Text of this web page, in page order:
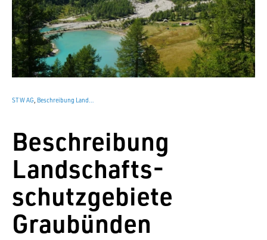
STW AG
Beschreibung
Landschafts­
schutzgebiete
Graubünden